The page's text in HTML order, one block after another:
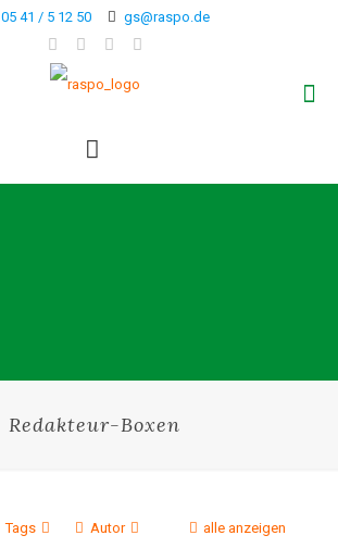
05 41 / 5 12 50 gs@raspo.de
Redakteur-Boxen
Tags Autor alle anzeigen